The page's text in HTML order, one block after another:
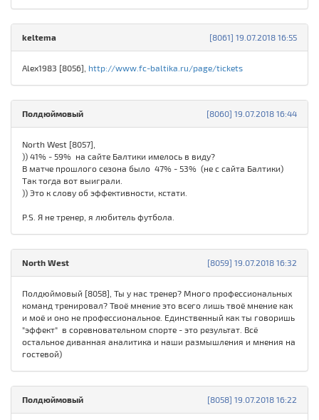
[8061] 19.07.2018 16:55
keltema
Alex1983 [8056], http://www.fc-baltika.ru/page/tickets
[8060] 19.07.2018 16:44
Полдюймовый
North West [8057],
)) 41% - 59% на сайте Балтики имелось в виду?
В матче прошлого сезона было 47% - 53% (не с сайта Балтики)
Так тогда вот выиграли.
)) Это к слову об эффективности, кстати.
P.S. Я не тренер, я любитель футбола.
[8059] 19.07.2018 16:32
North West
Полдюймовый [8058], Ты у нас тренер? Много профессиональных
команд тренировал? Твоё мнение это всего лишь твоё мнение как
и моё и оно не профессиональное. Единственный как ты говоришь
"эффект" в соревновательном спорте - это результат. Всё
остальное диванная аналитика и наши размышления и мнения на
гостевой)
[8058] 19.07.2018 16:22
Полдюймовый